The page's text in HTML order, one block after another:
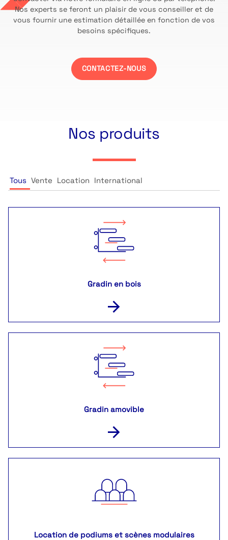
Nos experts se feront un plaisir de vous conseiller et de
vous fournir une estimation détaillée en fonction de vos
besoins spécifiques.
CONTACTEZ-NOUS
Nos produits
Tous Vente Location International
Gradin en bois
Gradin amovible
Location de podiums et scènes modulaires